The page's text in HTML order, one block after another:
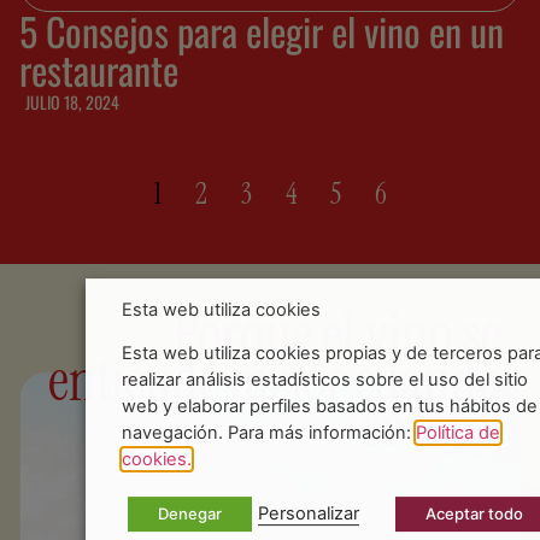
5 Consejos para elegir el vino en un
restaurante
JULIO 18, 2024
1 2 3 4 5 6
Porque el vino se
entiende mejor cuando
se vive.
Esta web utiliza cookies
Esta web utiliza cookies propias y de terceros
realizar análisis estadísticos sobre el uso del sitio
web y elaborar perfiles basados en tus hábitos de
navegación. Para más información: Política de
cookies.
Denegar Personalizar Aceptar todo